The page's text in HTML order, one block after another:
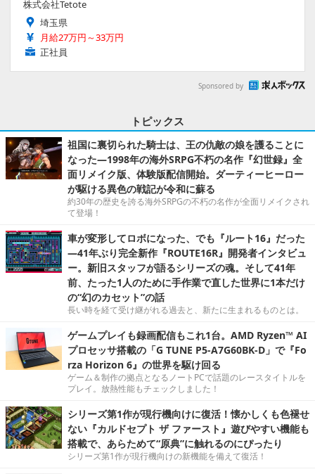
株式会社Tetote
埼玉県
月給27万円～33万円
正社員
Sponsored by
トピックス
祖国に裏切られた騎士は、王の仇敵の娘を護ることに
なった―1998年の海外SRPG不朽の名作『幻世録』全
面リメイク版、体験版配信開始。ダーティーヒーロー
が駆ける異色の戦記が令和に蘇る
約30年の歴史を誇る海外SRPGの不朽の名作が全面リメイクされ
て登場！
車が変形してロボになった、でも『ルート16』だった
―41年ぶり完全新作『ROUTE16R』開発者インタビュ
ー。新旧スタッフが語るシリーズの魂。そして41年
前、たった1人のために手作業で直した世界に1本だけ
の“幻のカセット”の話
長い時を経て受け継がれる過去と、新たに生まれるものとは。
ゲームプレイも録画配信もこれ1台。AMD Ryzen™ AI
プロセッサ搭載の「G TUNE P5-A7G60BK-D」で『Fo
rza Horizon 6』の世界を駆け回る
ゲーム＆制作の拠点となるノートPCで話題のレースタイトルを
プレイ。放熱性能もチェックしました！
シリーズ第1作が現行機向けに復活！懐かしくも色褪せ
ない『カルドセプト ザ ファースト』遊びやすい機能も
搭載で、あらためて“原典”に触れるのにぴったり
シリーズ第1作が現行機向けの新機能を備えて復活！